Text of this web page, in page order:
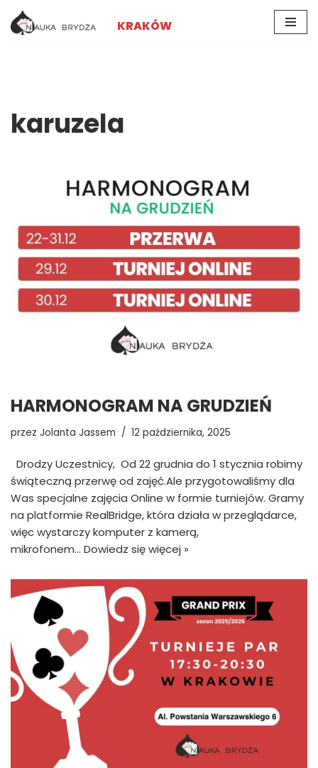
Przejdź
KRAKÓW
karuzela
HARMONOGRAM NA GRUDZIEŃ
przez Jolanta Jassem 12 października, 2025
Drodzy Uczestnicy, Od 22 grudnia do 1 stycznia robimy
świąteczną przerwę od zajęć.Ale przygotowaliśmy dla
Was specjalne zajęcia Online w formie turniejów. Gramy
na platformie RealBridge, która działa w przeglądarce,
więc wystarczy komputer z kamerą,
mikrofonem… Dowiedz się więcej »